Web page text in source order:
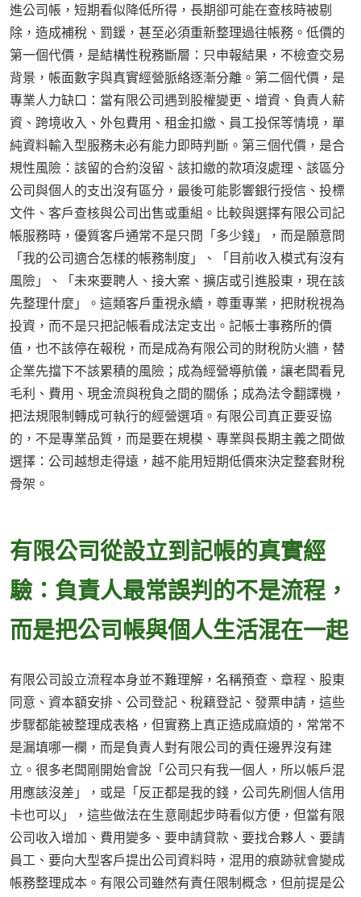
進公司帳，短期看似降低所得，長期卻可能在查核時被剔
除，造成補稅、罰鍰，甚至必須重新整理過往帳務。低價的
第一個代價，是結構性稅務斷層：只申報結果，不檢查交易
背景，帳面數字與真實經營脈絡逐漸分離。第二個代價，是
專業人力缺口：當有限公司遇到股權變更、增資、負責人薪
資、跨境收入、外包費用、租金扣繳、員工投保等情境，單
純資料輸入型服務未必有能力即時判斷。第三個代價，是合
規性風險：該留的合約沒留、該扣繳的款項沒處理、該區分
公司與個人的支出沒有區分，最後可能影響銀行授信、投標
文件、客戶查核與公司出售或重組。比較與選擇有限公司記
帳服務時，優質客戶通常不是只問「多少錢」，而是願意問
「我的公司適合怎樣的帳務制度」、「目前收入模式有沒有
風險」、「未來要聘人、接大案、擴店或引進股東，現在該
先整理什麼」。這類客戶重視永續，尊重專業，把財稅視為
投資，而不是只把記帳看成法定支出。記帳士事務所的價
值，也不該停在報稅，而是成為有限公司的財稅防火牆，替
企業先擋下不該累積的風險；成為經營導航儀，讓老闆看見
毛利、費用、現金流與稅負之間的關係；成為法令翻譯機，
把法規限制轉成可執行的經營選項。有限公司真正要妥協
的，不是專業品質，而是要在規模、專業與長期主義之間做
選擇：公司越想走得遠，越不能用短期低價來決定整套財稅
骨架。
有限公司從設立到記帳的真實經
驗：負責人最常誤判的不是流程，
而是把公司帳與個人生活混在一起
有限公司設立流程本身並不難理解，名稱預查、章程、股東
同意、資本額安排、公司登記、稅籍登記、發票申請，這些
步驟都能被整理成表格，但實務上真正造成麻煩的，常常不
是漏填哪一欄，而是負責人對有限公司的責任邊界沒有建
立。很多老闆剛開始會說「公司只有我一個人，所以帳戶混
用應該沒差」，或是「反正都是我的錢，公司先刷個人信用
卡也可以」，這些做法在生意剛起步時看似方便，但當有限
公司收入增加、費用變多、要申請貸款、要找合夥人、要請
員工、要向大型客戶提出公司資料時，混用的痕跡就會變成
帳務整理成本。有限公司雖然有責任限制概念，但前提是公